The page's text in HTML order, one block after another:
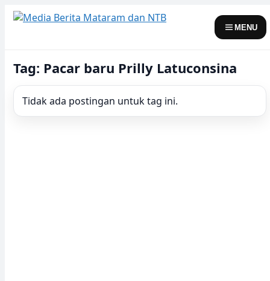
Skip
to
MENU
Tag: Pacar baru Prilly Latuconsina
Tidak ada postingan untuk tag ini.